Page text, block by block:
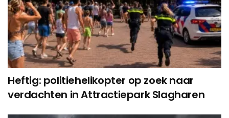
Heftig: politiehelikopter op zoek naar
verdachten in Attractiepark Slagharen